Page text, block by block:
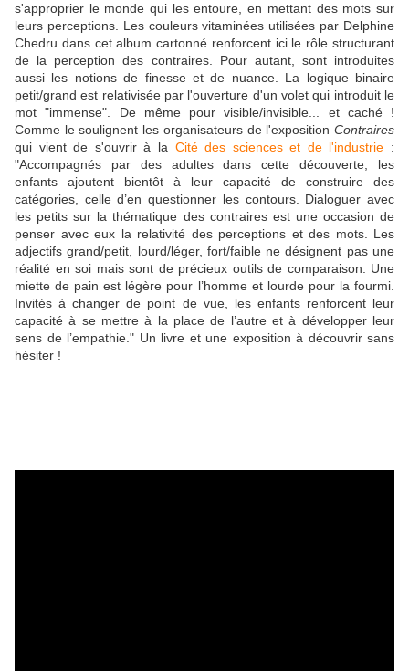
s'approprier le monde qui les entoure, en mettant des mots sur
leurs perceptions. Les couleurs vitaminées utilisées par Delphine
Chedru dans cet album cartonné renforcent ici le rôle structurant
de la perception des contraires. Pour autant, sont introduites
aussi les notions de finesse et de nuance. La logique binaire
petit/grand est relativisée par l'ouverture d'un volet qui introduit le
mot "immense". De même pour visible/invisible... et caché !
Comme le soulignent les organisateurs de l'exposition Contraires
qui vient de s'ouvrir à la Cité des sciences et de l'industrie :
"Accompagnés par des adultes dans cette découverte, les
enfants ajoutent bientôt à leur capacité de construire des
catégories, celle d’en questionner les contours. Dialoguer avec
les petits sur la thématique des contraires est une occasion de
penser avec eux la relativité des perceptions et des mots. Les
adjectifs grand/petit, lourd/léger, fort/faible ne désignent pas une
réalité en soi mais sont de précieux outils de comparaison. Une
miette de pain est légère pour l’homme et lourde pour la fourmi.
Invités à changer de point de vue, les enfants renforcent leur
capacité à se mettre à la place de l’autre et à développer leur
sens de l’empathie." Un livre et une exposition à découvrir sans
hésiter !